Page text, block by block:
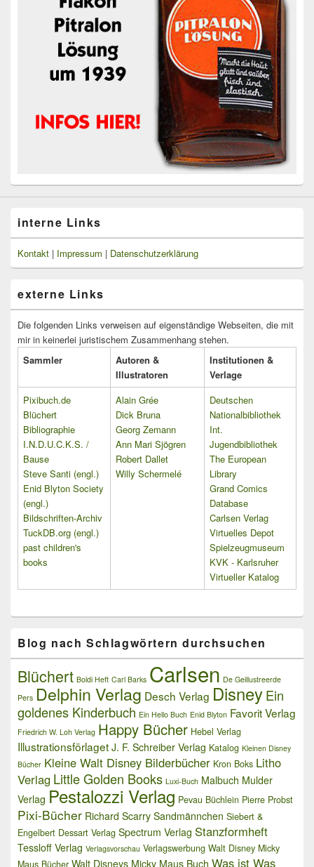
interne Links
Kontakt | Impressum | Datenschutzerklärung
externe Links
Die folgenden Links verweisen auf eigenständige Webseiten, die mit
mir in keinerlei juristischem Zusammenhang stehen.
Sammler
Autoren &
Illustratoren
Institutionen &
Verlage
Pixibuch.de
Blüchert
Bibliographie
I.N.D.U.C.K.S. /
Bause
Steve Santi (engl.)
Enid Blyton Society
(engl.)
Bildschriften-Archiv
TuckDB.org (engl.)
past children's
books
Alain Grée
Dick Bruna
Georg Zemann
Ann Mari Sjögren
Robert Dallet
Willy Schermelé
Deutschen
Nationalbibliothek
Int.
Jugendbibliothek
The European
Library
Grand Comics
Database
Carlsen Verlag
Virtuelles Depot
Spielzeugmuseum
KVK - Karlsruher
Virtueller Katalog
Blog nach Schlagwörtern durchsuchen
Blüchert Boldi Heft Carl Barks Carlsen De Geillustreerde
Pers Delphin Verlag Desch Verlag DisneyEin
goldenes Kinderbuch Ein Hello Buch Enid Blyton Favorit Verlag
Friedrich W. Loh Verlag Happy Bücher Hebel Verlag
Illustrationsförlaget J. F. Schreiber Verlag Katalog Kleinen Disney
Bücher Kleine Walt Disney Bilderbücher Kron Boks Litho
Verlag Little Golden Books Luxi-Buch Malbuch Mulder
Verlag Pestalozzi Verlag Pevau Büchlein Pierre Probst
Pixi-Bücher Richard Scarry Sandmännchen Siebert &
Engelbert Dessart Verlag Spectrum Verlag Stanzformheft
Tessloff Verlag Verlagsvorschau Verlagswerbung Walt Disney Micky
Maus Bücher Walt Disneys Micky Maus Buch Was ist Was